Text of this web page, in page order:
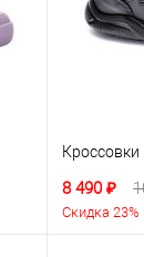
Кроссовки
8 490 ₽
Скидка 23%